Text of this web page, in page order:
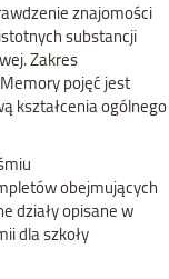
znajomości
substancji
Zakres
pojęć jest
kształcenia
obejmujących
działy opisane w
dla szkoły